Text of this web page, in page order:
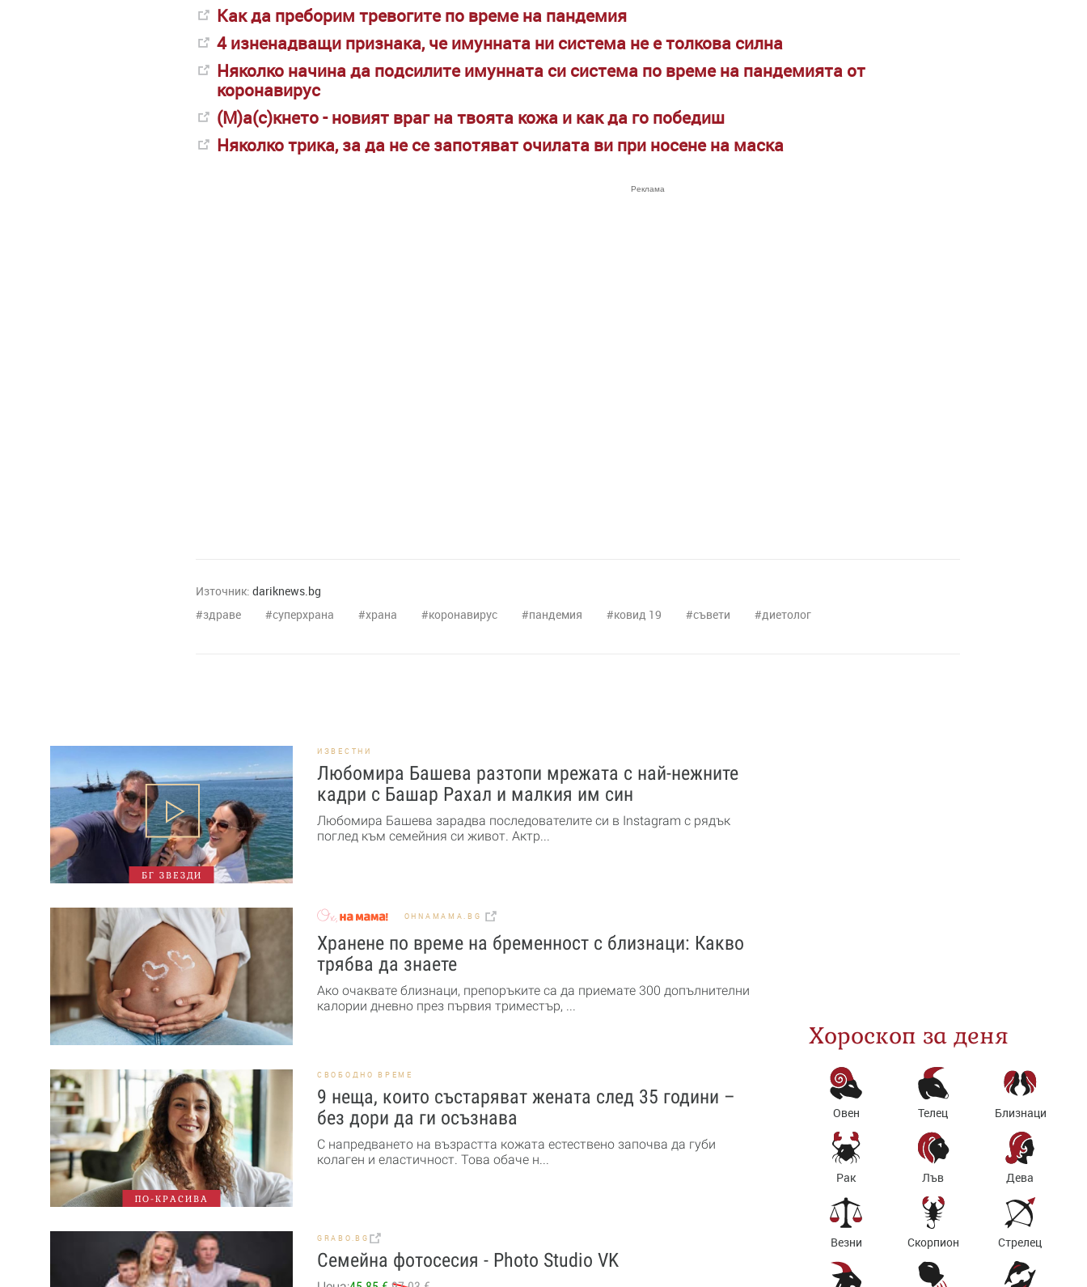
Как да преборим тревогите по време на пандемия
4 изненадващи признака, че имунната ни система не е толкова силна
Няколко начина да подсилите имунната си система по време на пандемията от
коронавирус
(М)а(с)кнето - новият враг на твоята кожа и как да го победиш
Няколко трика, за да не се запотяват очилата ви при носене на маска
Източник: dariknews.bg
здраве
суперхрана храна коронавирус пандемия ковид 19 съвети диетолог
БГ ЗВЕЗДИ
ИЗВЕСТНИ
Любомира Башева разтопи мрежата с най-нежните
кадри с Башар Рахал и малкия им син
Любомира Башева зарадва последователите си в Instagram с рядък
поглед към семейния си живот. Актр...
OHNAMAMA.BG
Хранене по време на бременност с близнаци: Какво
трябва да знаете
Ако очаквате близнаци, препоръките са да приемате 300 допълнителни
калории дневно през първия триместър, ...
ПО-КРАСИВА
СВОБОДНО ВРЕМЕ
9 неща, които състаряват жената след 35 години –
без дори да ги осъзнава
С напредването на възрастта кожата естествено започва да губи
колаген и еластичност. Това обаче н...
GRABO.BG
Семейна фотосесия - Photo Studio VK
Хороскоп за деня
Овен Телец Близнаци
Рак Лъв Дева
Везни Скорпион Стрелец